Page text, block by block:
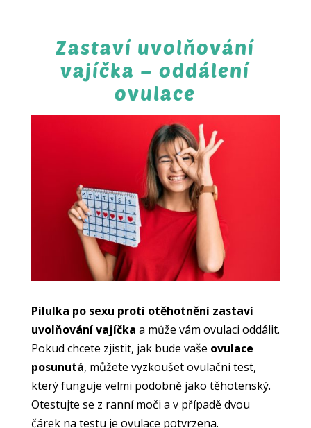
Zastaví uvolňování
vajíčka – oddálení
ovulace
Pilulka po sexu proti otěhotnění zastaví
uvolňování vajíčka a může vám ovulaci oddálit.
Pokud chcete zjistit, jak bude vaše ovulace
posunutá, můžete vyzkoušet ovulační test,
který funguje velmi podobně jako těhotenský.
Otestujte se z ranní moči a v případě dvou
čárek na testu je ovulace potvrzena.